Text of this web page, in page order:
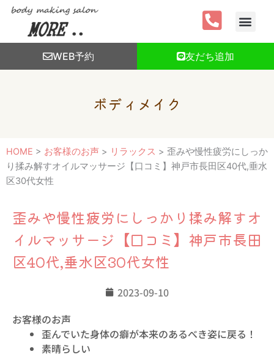
WEB予約 友だち追加
ボディメイク
HOME > お客様のお声 > リラックス > 歪みや慢性疲労にしっか
り揉み解すオイルマッサージ【口コミ】神戸市長田区40代,垂水
区30代女性
歪みや慢性疲労にしっかり揉み解すオ
イルマッサージ【口コミ】神戸市長田
区40代,垂水区30代女性
2023-09-10
お客様のお声
歪んでいた身体の癖が本来のあるべき姿に戻る！
素晴らしい